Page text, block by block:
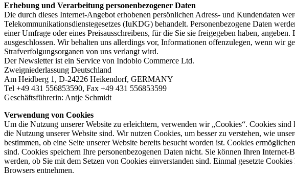
Erhebung und Verarbeitung personenbezogener Daten
Die durch dieses Internet-Angebot erhobenen persönlichen Adress- und Kundendaten
Telekommunikationsdienstegesetzes (IuKDG) behandelt. Personenbezogene Daten
einer Umfrage oder eines Preisausschreibens, für die Sie sie freigegeben haben,
ausgeschlossen. Wir behalten uns allerdings vor, Informationen offenzulegen, wenn wir
Strafverfolgungsorganen von uns verlangt wird.
Der Newsletter ist ein Service von Indoblo Commerce Ltd.
Zweigniederlassung Deutschland
Am Heidberg 1, D-24226 Heikendorf, GERMANY
Tel +49 431 556853590, Fax +49 431 556853599
Geschäftsführerin: Antje Schmidt
Verwendung von Cookies
Um die Nutzung unserer Website zu erleichtern, verwenden wir „Cookies“. Cookies
die Nutzung unserer Website sind. Wir nutzen Cookies, um besser zu verstehen, wie
bestimmen, ob eine Seite unserer Website bereits besucht worden ist. Cookies
sind. Cookies speichern Ihre personenbezogenen Daten nicht. Sie können Ihren
werden, ob Sie mit dem Setzen von Cookies einverstanden sind. Einmal gesetzte
Browsers entnehmen.